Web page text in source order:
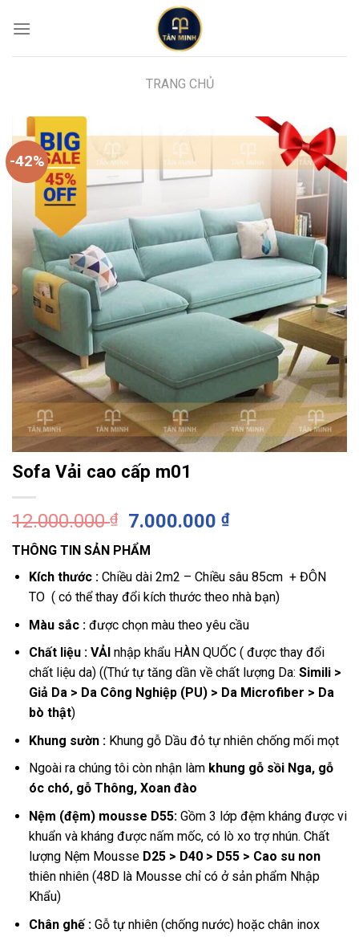
TRANG CHỦ
-42%
Sofa Vải cao cấp m01
12.000.000₫
Giá
gốc
là:
12.000.000 ₫.
7.000.000₫Giá
là:
7.000.000 ₫.
THÔNG TIN SẢN PHẨM
Kích thước:Chiều dài 2m2 – Chiều sâu 85cm + ĐÔN
TO ( có thể thay đổi kích thước theo nhà bạn)
Màu sắc :được chọn màu theo yêu cầu
Chất liệu : VẢI nhập khẩu HÀN QUỐC ( được thay đổi
chất liệu da) ((Thứ tự tăng dần về chất lượng Da: Simili >
Giả Da > Da Công Nghiệp (PU) > Da Microfiber > Da
bò thật)
Khung sườn :Khung gỗ Dầu đỏ tự nhiên chống mối mọt
Ngoài ra chúng tôi còn nhận làm khung gỗ sồi Nga, gỗ
óc chó, gỗ Thông, Xoan đào
Nệm (đệm) mousse D55:Gồm 3 lớp đệm kháng được vi
khuẩn và kháng được nấm mốc, có lò xo trợ nhún. Chất
lượng Nệm Mousse D25 > D40 > D55 > Cao su non
thiên nhiên (48D là Mousse chỉ có ở sản phẩm Nhập
Khẩu)
Chân ghế :Gỗ tự nhiên (chống nước) hoặc chân inox